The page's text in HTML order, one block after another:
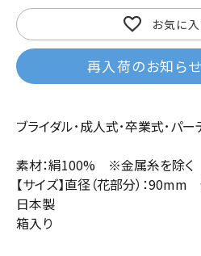
お気に
再入荷のお知ら
ブライダル･成人式･卒業式･パー
素材：絹100% ※金属糸を除く
【サイズ】直径（花部分）：
日本製
箱入り